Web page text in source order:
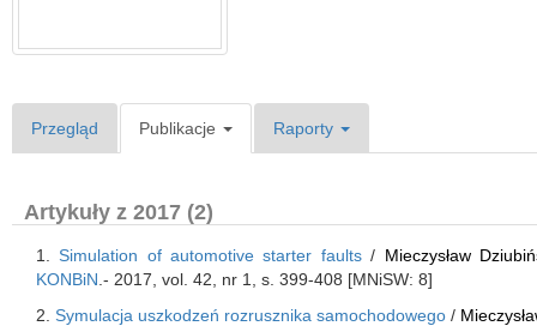
Przegląd Publikacje Raporty
Artykuły z 2017 (2)
1.Simulation of automotive starter faults/ Mieczysław
KONBiN .- 2017, vol. 42, nr 1, s. 399-408 [MNiSW: 8]
2. Symulacja uszkodzeń rozrusznika samochodowego /